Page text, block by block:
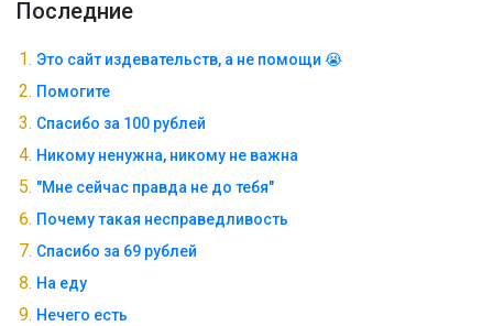
Последние
Это сайт издевательств, а не помощи 😭
Помогите
Спасибо за 100 рублей
Никому ненужна, никому не важна
"Мне сейчас правда не до тебя"
Почему такая несправедливость
Спасибо за 69 рублей
На еду
Нечего есть